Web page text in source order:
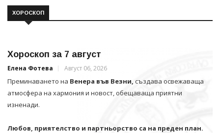
ХОРОСКОП
Хороскоп за 7 август
Елена Фотева Август 06, 2026
Преминаването на Венера във Везни, създава освежаваща
атмосфера на хармония и новост, обещаваща приятни
изненади.
Любов, приятелство и партньорство са на преден план.